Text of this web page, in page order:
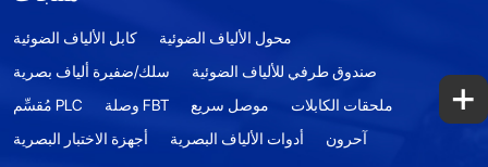
كابل الألياف الضوئية
محول الألياف الضوئية
سلك/ضفيرة ألياف بصرية
صندوق طرفي للألياف الضوئية
مُقسِّم PLC
وصلة FBT موصل سريع
ملحقات الكابلات
أجهزة الاختبار البصرية
أدوات الألياف البصرية آحرون
+